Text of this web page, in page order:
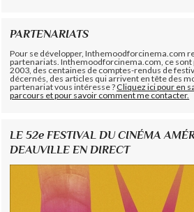
PARTENARIATS
Pour se développer, Inthemoodforcinema.com
partenariats. Inthemoodforcinema.com, ce sont
2003, des centaines de comptes-rendus de
décernés, des articles qui arrivent en tête des
partenariat vous intéresse ?Cliquez ici pour en
parcours et pour savoir comment me contacter.
LE 52e FESTIVAL DU CINÉMA
DEAUVILLE EN DIRECT